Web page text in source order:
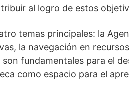
al logro de estos
temas principales: la
la navegación en
fundamentales para el
como espacio para el